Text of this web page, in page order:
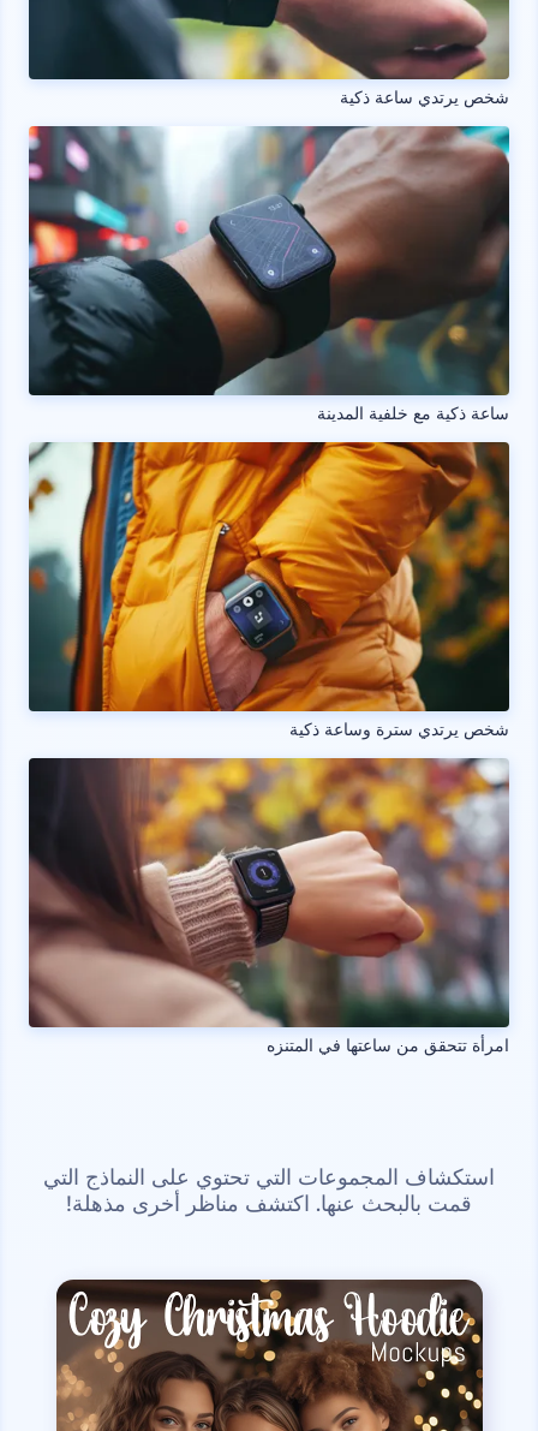
شخص يرتدي ساعة ذكية
ساعة ذكية مع خلفية المدينة
شخص يرتدي سترة وساعة ذكية
امرأة تتحقق من ساعتها في المتنزه
استكشاف المجموعات التي تحتوي على النماذج التي
قمت بالبحث عنها. اكتشف مناظر أخرى مذهلة!